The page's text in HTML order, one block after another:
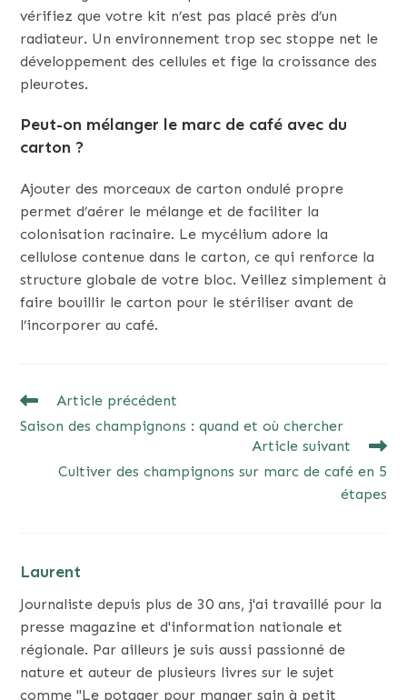
vérifiez que votre kit n’est pas placé près d’un
radiateur. Un environnement trop sec stoppe net le
développement des cellules et fige la croissance des
pleurotes.
Peut-on mélanger le marc de café avec du
carton ?
Ajouter des morceaux de carton ondulé propre
permet d’aérer le mélange et de faciliter la
colonisation racinaire. Le mycélium adore la
cellulose contenue dans le carton, ce qui renforce la
structure globale de votre bloc. Veillez simplement à
faire bouillir le carton pour le stériliser avant de
l’incorporer au café.
READ
ARTICLES
Article précédent
Saison des champignons : quand et où chercher
Article suivant
Cultiver des champignons sur marc de café en 5
étapes
Laurent
Journaliste depuis plus de 30 ans, j'ai travaillé pour la
presse magazine et d'information nationale et
régionale. Par ailleurs je suis aussi passionné de
nature et auteur de plusieurs livres sur le sujet
comme "Le potager pour manger sain à petit